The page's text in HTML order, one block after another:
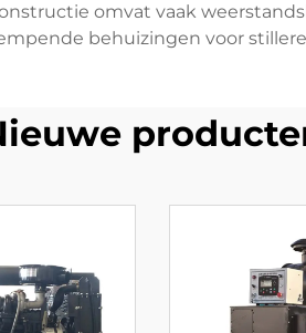
omvat vaak
behuizingen voor